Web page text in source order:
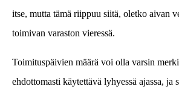
itse, mutta tämä riippuu siitä, oletko aivan
toimivan varaston vieressä.
Toimituspäivien määrä voi olla varsin
ehdottomasti käytettävä lyhyessä ajassa, ja